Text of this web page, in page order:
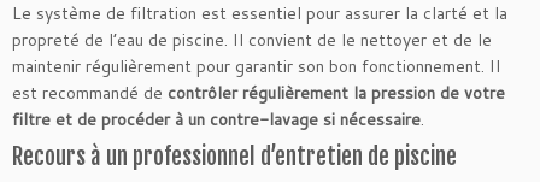
Le système de filtration est essentiel pour assurer la clarté et la
propreté de l’eau de piscine. Il convient de le nettoyer et de le
maintenir régulièrement pour garantir son bon fonctionnement. Il
est recommandé de contrôler régulièrement la pression de votre
filtre et de procéder à un contre-lavage si nécessaire.
Recours à un professionnel d’entretien de piscine